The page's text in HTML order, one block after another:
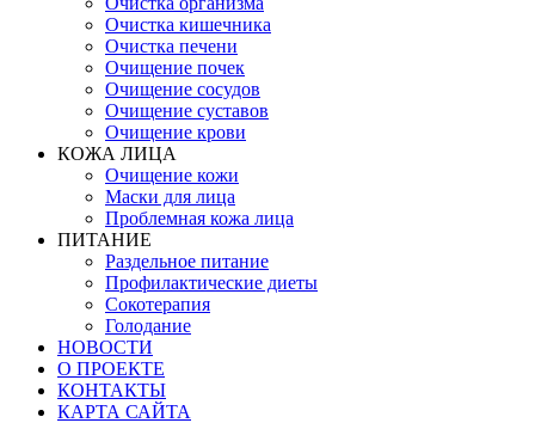
Очистка кишечника
Очистка печени
Очищение почек
Очищение сосудов
Очищение суставов
Очищение крови
КОЖА ЛИЦА
Очищение кожи
Маски для лица
Проблемная кожа лица
ПИТАНИЕ
Раздельное питание
Профилактические диеты
Сокотерапия
Голодание
НОВОСТИ
О ПРОЕКТЕ
КОНТАКТЫ
КАРТА САЙТА